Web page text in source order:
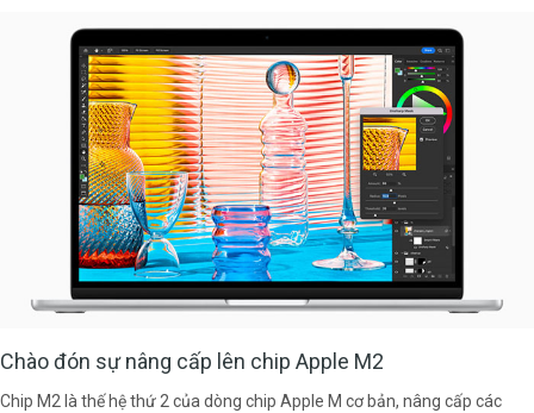
Chào đón sự nâng cấp lên chip Apple M2
Chip M2 là thế hệ thứ 2 của dòng chip Apple M cơ bản, nâng cấp các